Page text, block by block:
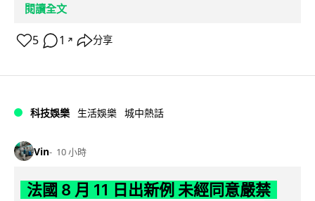
閱讀全文
5 1 ↗ 分享
科技娛樂 生活娛樂 城中熱話
Vin 10 小時
法國 8 月 11 日出新例 未經同意嚴禁